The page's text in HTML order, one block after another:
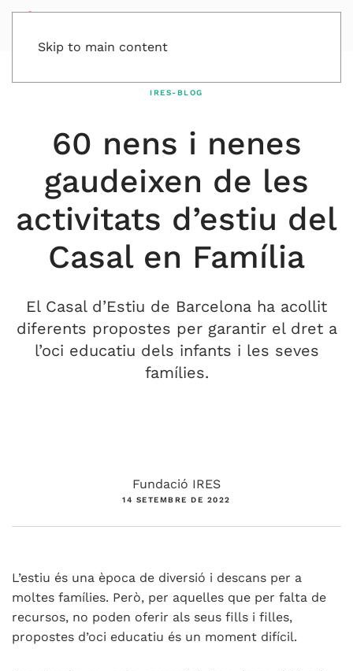
Skip to main content
IRES-BLOG
60 nens i nenes
gaudeixen de les
activitats d’estiu del
Casal en Família
El Casal d’Estiu de Barcelona ha acollit
diferents propostes per garantir el dret a
l’oci educatiu dels infants i les seves
famílies.
Fundació IRES
14 SETEMBRE DE 2022
L’estiu és una època de diversió i descans per a
moltes famílies. Però, per aquelles que per falta de
recursos, no poden oferir als seus fills i filles,
propostes d’oci educatiu és un moment difícil.